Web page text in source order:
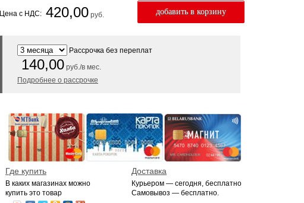
Цена с НДС: 420,00 руб.
Рассрочка без переплат
140,00 руб./в мес.
Подробнее о рассрочке
Где купить
В каких магазинах можно
купить это товар
Доставка
Курьером — сегодня, бесплатно
Самовывоз — бесплатно.